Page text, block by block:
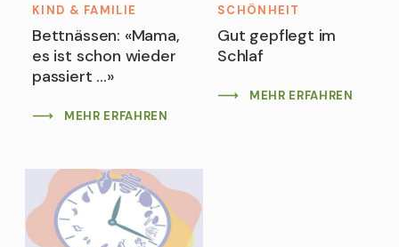
KIND & FAMILIE
Bettnässen: «Mama,
es ist schon wieder
passiert …»
MEHR ERFAHREN
SCHÖNHEIT
Gut gepflegt im
Schlaf
MEHR ERFAHREN